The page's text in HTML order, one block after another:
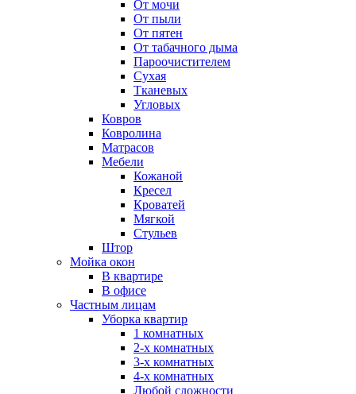
От мочи
От пыли
От пятен
От табачного дыма
Пароочистителем
Сухая
Тканевых
Угловых
Ковров
Ковролина
Матрасов
Мебели
Кожаной
Кресел
Кроватей
Мягкой
Стульев
Штор
Мойка окон
В квартире
В офисе
Частным лицам
Уборка квартир
1 комнатных
2-х комнатных
3-х комнатных
4-х комнатных
Любой сложности